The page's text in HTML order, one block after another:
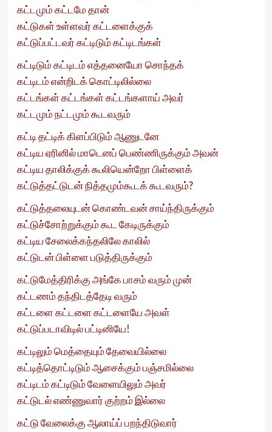
கட்டமும் கட்டமே தான்
கட்டுகள் உள்ளவர் கட்டளைக்குக்
கட்டுப்பட்டவர் கட்டிடும் கட்டிடங்கள்
கட்டிடும் கட்டிடம் எத்தனையோ சொந்தக்
கட்டிடம் என்றிடக் கொட்டிலில்லை
கட்டங்கள் கட்டங்கள் கட்டங்களாய் அவர்
கட்டமும் நட்டமும் கூடவரும்
கட்டி தட்டிக் கிளப்பிடும் ஆணுடனே
கட்டிய ஏரினில் மாடெனப் பெண்ணிருக்கும் அவன்
கட்டிய தாலிக்குக் கூலியென்றோ பிள்ளைக்
கட்டுத்தட்டுடன் நித்தமும்கூடக் கூடவரும்?
கட்டுத்தலையுடன் கொண்டவன் சாய்ந்திருக்கும்
கட்டுச்சோற்றுக்கும் கூட கேடிருக்கும்
கட்டிய சேலைக்கந்தலிலே காலில்
கட்டுடன் பிள்ளை படுத்திருக்கும்
கட்டுமேத்திரிக்கு அங்கே பாசம் வரும் முன்
கட்டணம் தந்திடத்தேடி வரும்
கட்டளை கட்டளை கட்டளையே அவள்
கட்டுப்படாவிடில் பட்டினியே!
கட்டிலும் மெத்தையும் தேவையில்லை
கட்டித்தொட்டிடும் ஆசைக்கும் பஞ்சமில்லை
கட்டிடம் கட்டிடும் வேளையிலும் அவர்
கட்டுடல் எண்ணுவார் குற்றம் இல்லை
கட்டு வேலைக்கு ஆலாய்ப் பறந்திடுவார்